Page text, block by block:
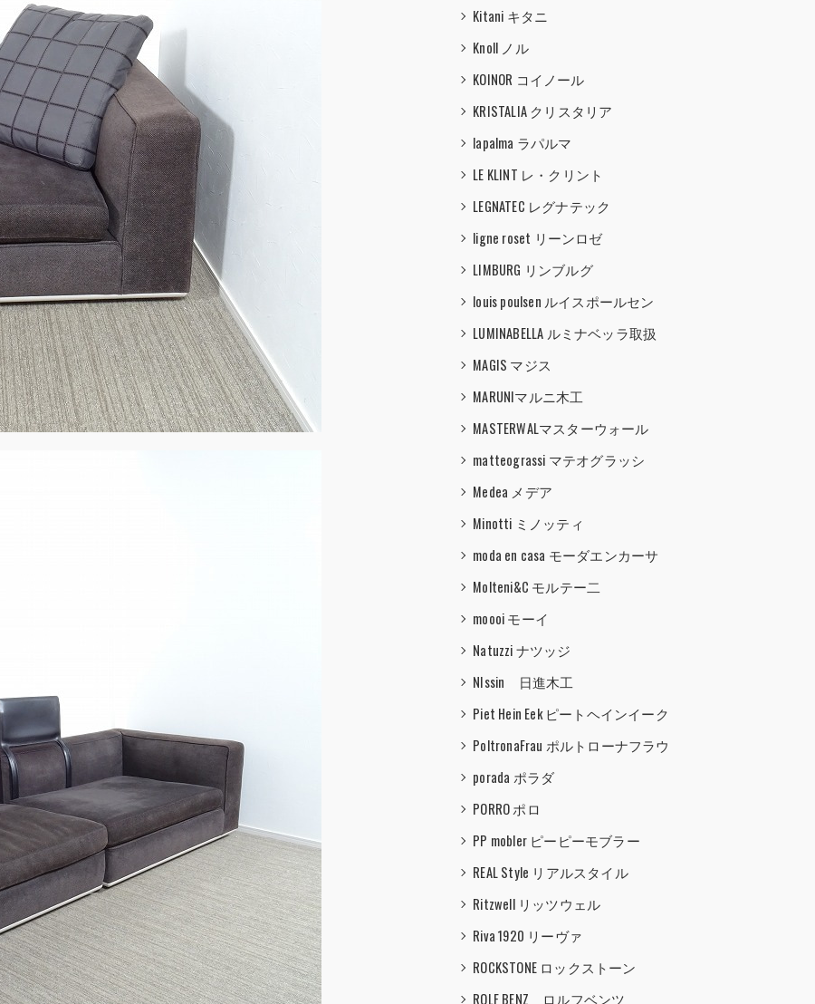
Kitani キタニ
Knoll ノル
KOINOR コイノール
KRISTALIA クリスタリア
lapalma ラパルマ
LE KLINT レ・クリント
LEGNATEC レグナテック
ligne roset リーンロゼ
LIMBURG リンブルグ
louis poulsen ルイスポールセン
LUMINABELLA ルミナベッラ取扱
MAGIS マジス
MARUNIマルニ木工
MASTERWALマスターウォール
matteograssi マテオグラッシ
Medea メデア
Minotti ミノッティ
moda en casa モーダエンカーサ
Molteni&C モルテー二
moooi モーイ
Natuzzi ナツッジ
NIssin 日進木工
Piet Hein Eek ピートヘインイーク
PoltronaFrau ポルトローナフラウ
porada ポラダ
PORRO ポロ
PP mobler ピーピーモブラー
REAL Style リアルスタイル
Ritzwell リッツウェル
Riva 1920 リーヴァ
ROCKSTONE ロックストーン
ROLF BENZ ロルフベンツ